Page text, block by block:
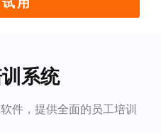
系统
件，提供全面的员工培训